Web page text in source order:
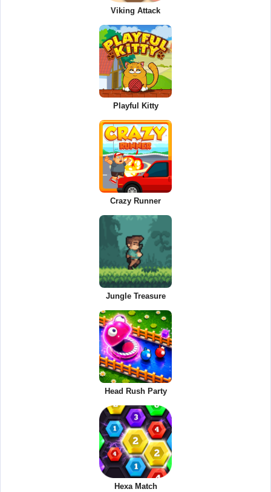
Viking Attack
Playful Kitty
Crazy Runner
Jungle Treasure
Head Rush Party
Hexa Match